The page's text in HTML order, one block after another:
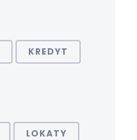
KREDYT
LOKATY